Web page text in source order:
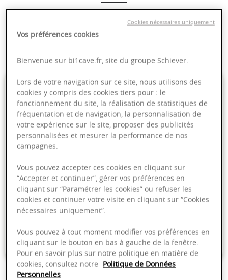
Bourgogne
Puissant
51,24 €
75cl- soit68,32 €/ L
PRODUIT INDISPONIBLE
Livraison offerte dans nos points de vente
Paiement sécurisé
Vos préférences cookies
Bienvenue sur bi1cave.fr, site du groupe Schiever.
Lors de votre navigation sur ce site, nous utilisons des
cookies y compris des cookies tiers pour : le
fonctionnement du site, la réalisation de statistiques de
fréquentation et de navigation, la personnalisation de
votre expérience sur le site, proposer des publicités
personnalisées et mesurer la performance de nos
campagnes.
Vous pouvez accepter ces cookies en cliquant sur
“Accepter et continuer”, gérer vos préférences en
cliquant sur “Paramétrer les cookies” ou refuser les
cookies et continuer votre visite en cliquant sur “Cookies
nécessaires uniquement”.
Vous pouvez à tout moment modifier vos préférences en
cliquant sur le bouton en bas à gauche de la fenêtre.
Pour en savoir plus sur notre politique en matière de
cookies, consultez notre Politique de Données
Personnelles
Cookies nécessaires uniquement